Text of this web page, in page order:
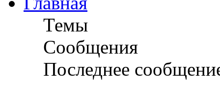
Темы
Сообщения
Последнее